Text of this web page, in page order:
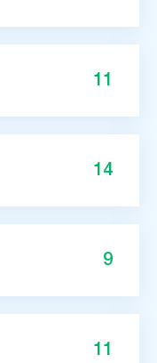
11
14
9
11